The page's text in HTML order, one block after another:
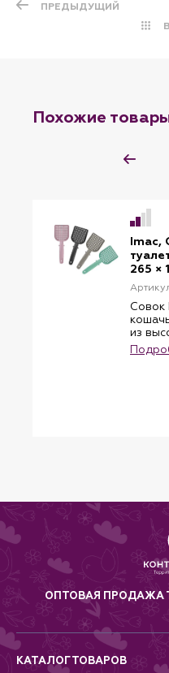
ПРЕДЫДУЩИЙ
Похожие
Imac,
265 ×
Совок
из
ОПТОВАЯ ПРОДАЖА
КАТАЛОГ ТОВАРОВ